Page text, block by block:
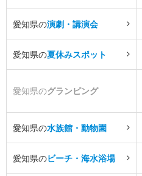
愛知県の演劇・講演会
愛知県の夏休みスポット
愛知県のグランピング
愛知県の水族館・動物園
愛知県のビーチ・海水浴場